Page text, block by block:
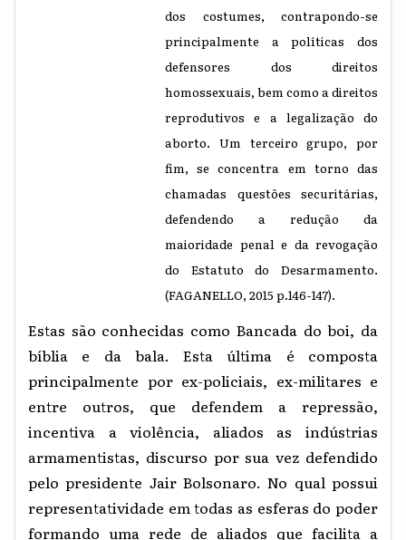
dos costumes, contrapondo-se
principalmente a políticas dos
defensores dos direitos
homossexuais, bem como a direitos
reprodutivos e a legalização do
aborto. Um terceiro grupo, por
fim, se concentra em torno das
chamadas questões securitárias,
defendendo a redução da
maioridade penal e da revogação
do Estatuto do Desarmamento.
(FAGANELLO, 2015 p.146-147).
Estas são conhecidas como Bancada do boi, da
bíblia e da bala. Esta última é composta
principalmente por ex-policiais, ex-militares e
entre outros, que defendem a repressão,
incentiva a violência, aliados as indústrias
armamentistas, discurso por sua vez defendido
pelo presidente Jair Bolsonaro. No qual possui
representatividade em todas as esferas do poder
formando uma rede de aliados que facilita a